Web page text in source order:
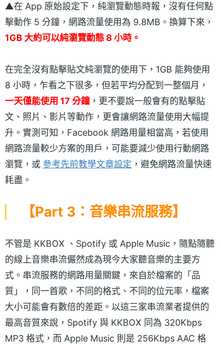
▲在 App 原始設定下，純瀏覽動態時報，沒有任何點
擊動作 5 分鐘，網路流量使用為 9.8MB。換算下來，
1GB 大約可以純瀏覽動態 8 小時。
在完全沒有點擊貼文純瀏覽的使用下，1GB 能夠使用
8 小時，乍看之下很多，但若平均分配到一整個月，
一天僅能使用 17 分鐘，更不要說一般會有的點擊貼
文、照片、影片等動作，更會讓網路流量使用大幅提
升。實測可知，Facebook 網路用量相當高，若使用
網路流量較少方案的用戶，可能要減少使用行動網路
瀏覽，或 參考先前教學文章設定 ，避免網路流量快速
耗盡。
【Part 3：音樂串流服務】
不管是 KKBOX 、Spotify 或 Apple Music，隨點隨聽
的線上音樂串流儼然成為現今大家聽音樂的主要方
式。串流服務的網路用量關鍵，來自於檔案的「品
質」，同一首歌，不同的格式、不同的位元率，檔案
大小可能會有數倍的差距。以這三家串流業者提供的
最高音質來說，Spotify 與 KKBOX 同為 320Kbps
MP3 格式，而 Apple Music 則是 256Kbps AAC 格